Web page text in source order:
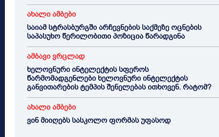
ახალი ამბები
საიამ სტრასბურგში არჩევნების საქმეზე ოცნების
საპასუხო წერილობითი პოზიცია წარადგინა
ამბავი ვრცლად
ხელოვნური ინტელექტის სფეროს
წარმომადგენლები ხელოვნური ინტელექტის
განვითარების ტემპის შენელებას ითხოვენ. რატომ?
ახალი ამბები
ვინ მიიღებს სასკოლო ფორმას უფასოდ